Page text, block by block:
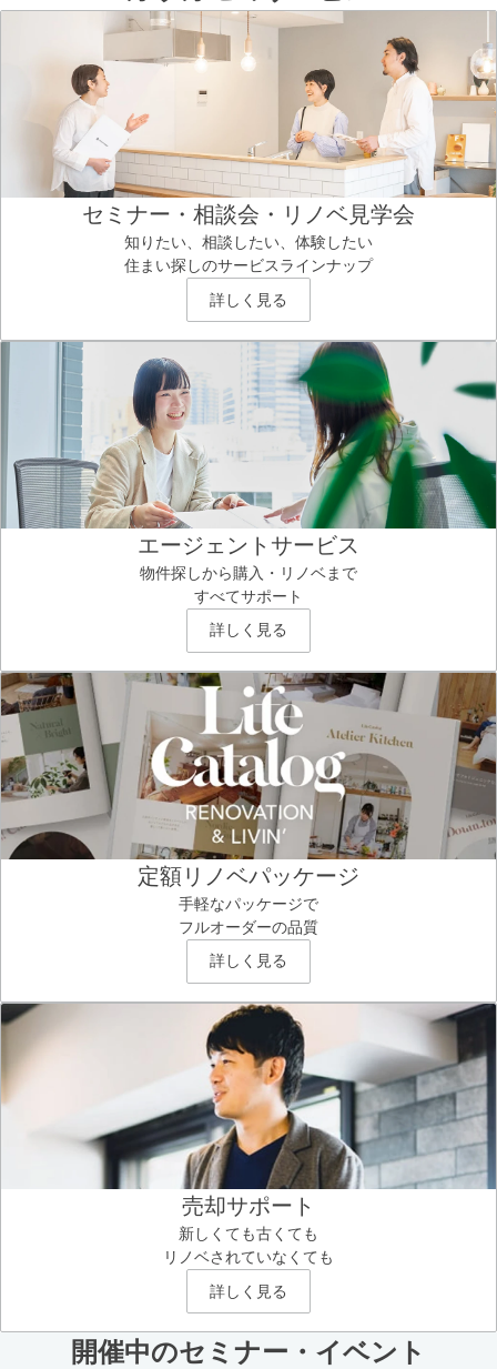
セミナー・相談会・リノベ見学会
知りたい、相談したい、体験したい
住まい探しのサービスラインナップ
詳しく見る
エージェントサービス
物件探しから購入・リノベまで
すべてサポート
詳しく見る
定額リノベパッケージ
手軽なパッケージで
フルオーダーの品質
詳しく見る
売却サポート
新しくても古くても
リノベされていなくても
詳しく見る
開催中のセミナー・イベント